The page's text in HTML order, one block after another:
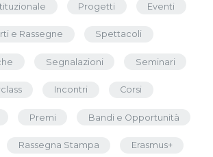
Progetti Eventi
e Rassegne Spettacoli
Segnalazioni Seminari
Incontri Corsi
Premi Bandi e Opportunità
Rassegna Stampa Erasmus+